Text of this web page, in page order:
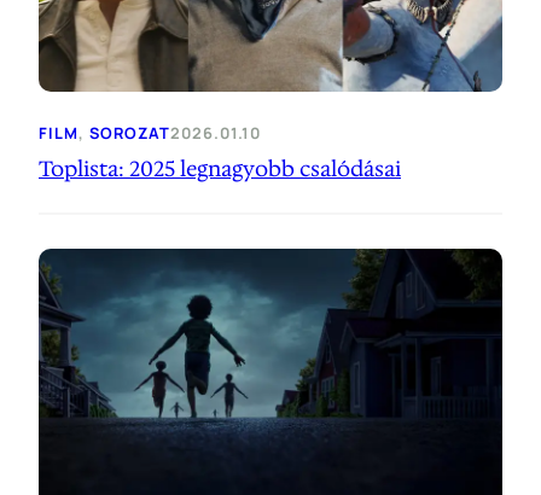
FILM, SOROZAT2026.01.10
Toplista: 2025 legnagyobb csalódásai